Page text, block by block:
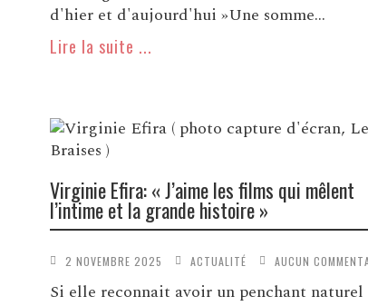
d'hier et d'aujourd'hui »Une somme...
Lire la suite ...
Virginie Efira: « J’aime les films qui mêlent
l’intime et la grande histoire »
2 NOVEMBRE 2025 ACTUALITÉ AUCUN
Si elle reconnait avoir un penchant naturel